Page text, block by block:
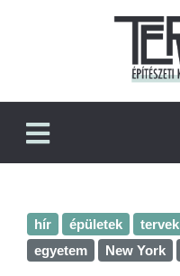
hír épületek tervek
egyetem
New York